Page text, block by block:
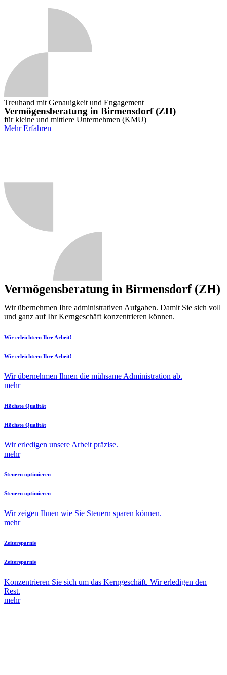
Treuhand mit Genauigkeit und Engagement
Vermögensberatung in Birmensdorf (ZH)
für kleine und mittlere Unternehmen (KMU)
Mehr Erfahren
Vermögensberatung in Birmensdorf (ZH)
Wir übernehmen Ihre administrativen Aufgaben. Damit Sie sich voll
und ganz auf Ihr Kerngeschäft konzentrieren können.
Wir erleichtern Ihre Arbeit!
Wir erleichtern Ihre Arbeit!
Wir übernehmen Ihnen die mühsame Administration ab.
mehr
Höchste Qualität
Höchste Qualität
Wir erledigen unsere Arbeit präzise.
mehr
Steuern optimieren
Steuern optimieren
Wir zeigen Ihnen wie Sie Steuern sparen können.
mehr
Zeitersparnis
Zeitersparnis
Konzentrieren Sie sich um das Kerngeschäft. Wir erledigen den
Rest.
mehr